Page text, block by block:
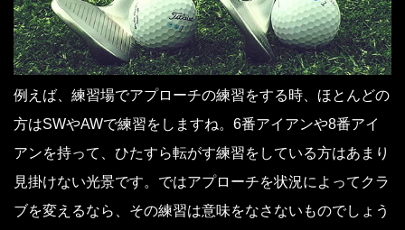
例えば、練習場でアプローチの練習をする時、ほとんどの
方はSWやAWで練習をしますね。6番アイアンや8番アイ
アンを持って、ひたすら転がす練習をしている方はあまり
見掛けない光景です。ではアプローチを状況によってクラ
ブを変えるなら、その練習は意味をなさないものでしょう